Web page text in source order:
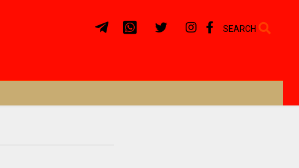
SEARCH